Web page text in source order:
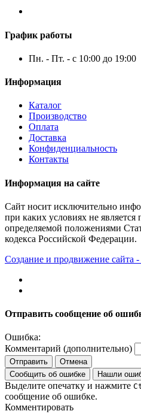
График работы
Пн. - Пт. - с 10:00 до 19:00
Информация
Каталог
Производство
Оплата
Доставка
Конфиденциальность
Контакты
Информация на сайте
Сайт носит исключительно
при каких условиях не
определяемой положениями
кодекса Российской Федерации.
Создание и продвижение сайта
Отправить сообщение об
Ошибка:
Комментарий (дополнительно)
Отправить
Отмена
Сообщить об ошибке
Нашли
Выделите опечатку и нажмите
сообщение об ошибке.
Комментировать